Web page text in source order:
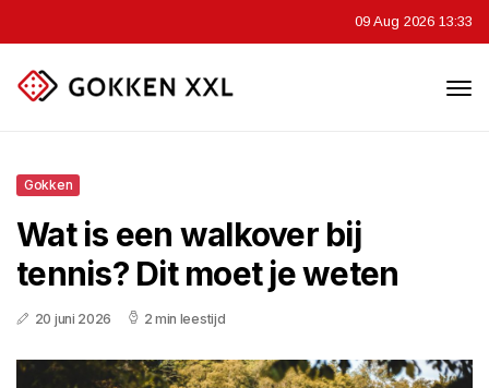
09 Aug 2026 13:33
Gokken
Wat is een walkover bij
tennis? Dit moet je weten
20 juni 2026 2 min leestijd